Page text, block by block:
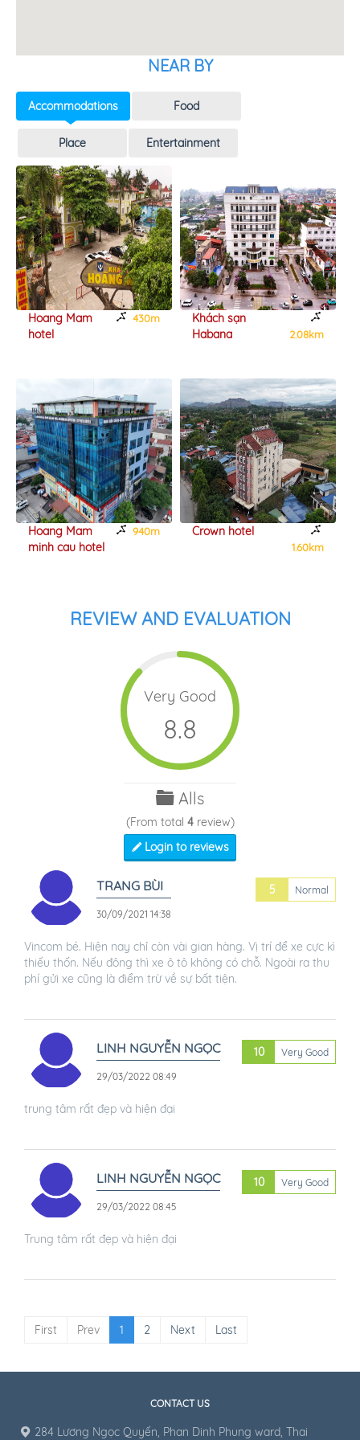
NEAR BY
Accommodations Food
Place Entertainment
Hoang Mam
hotel
430m
Hoang Mam
minh cau hotel
940m
Khách sạn
Habana
2.08km
Crown hotel
1.60km
REVIEW AND EVALUATION
Very Good
8.8
Alls
(From total 4review)
Login to reviews
TRANG BÙI
30/09/2021 14:38
5 Normal
Vincom bé. Hiện nay chỉ còn vài gian hàng. Vị trí để xe cực kì
thiếu thốn. Nếu đông thì xe ô tô không có chỗ. Ngoài ra thu
phí gửi xe cũng là điểm trừ về sự bất tiện.
LINH NGUYỄN NGỌC
29/03/2022 08:49
10 Very Good
trung tâm rất đẹp và hiện đại
LINH NGUYỄN NGỌC
29/03/2022 08:45
10 Very Good
Trung tâm rất đẹp và hiện đại
First Prev 1 2 Next Last
CONTACT US
284 Lương Ngọc Quyến, Phan Dinh Phung ward, Thai